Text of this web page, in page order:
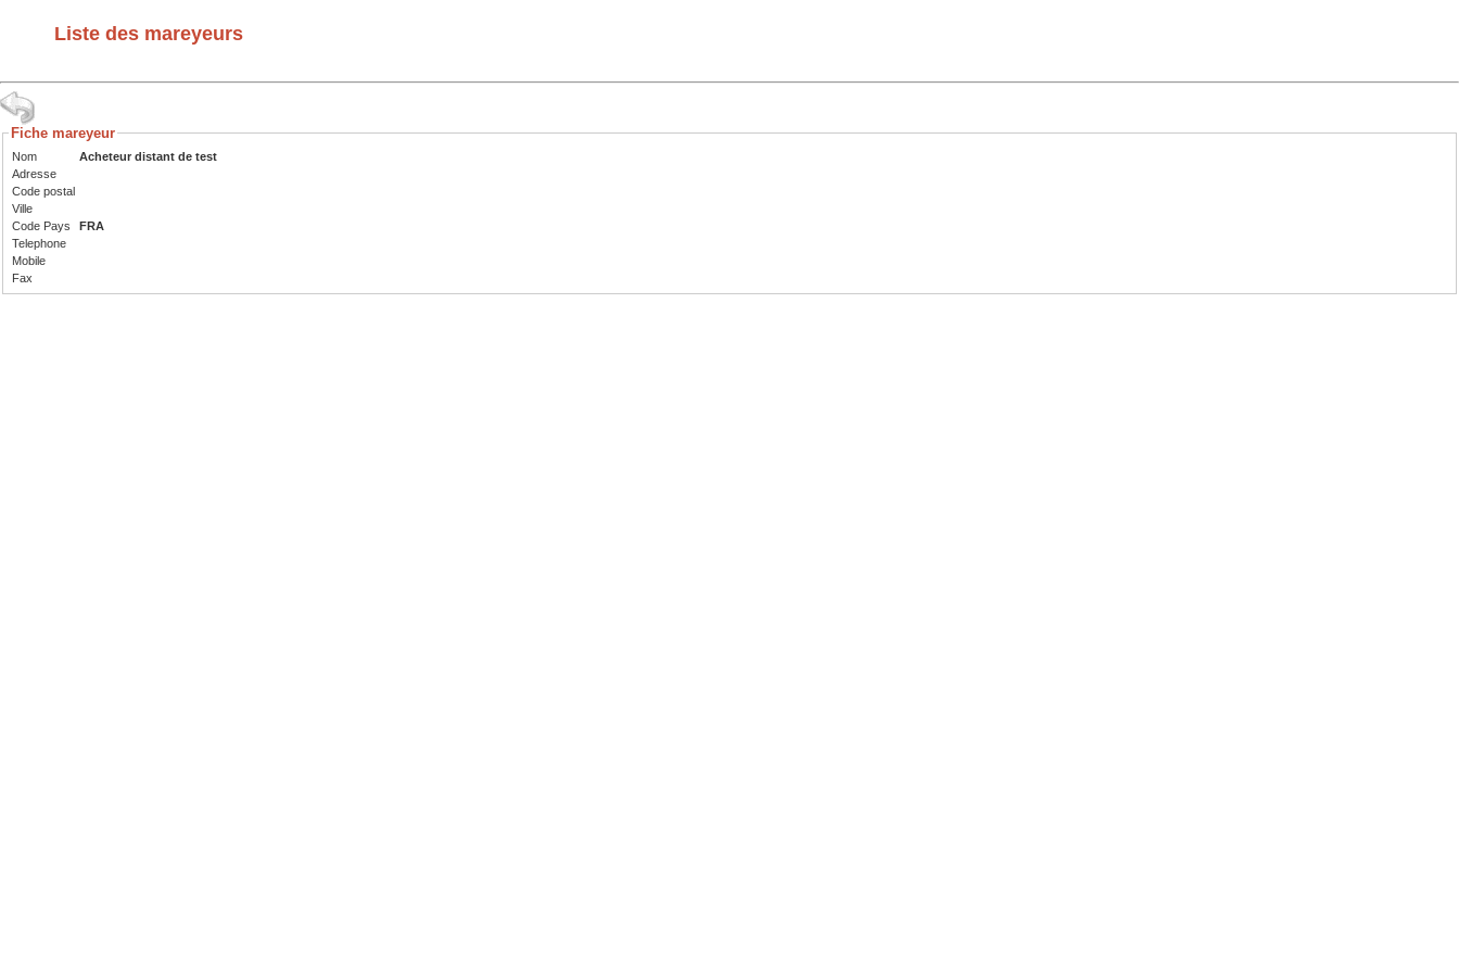
Liste des mareyeurs
Fiche mareyeur
Nom
Acheteur distant de test
Adresse
Code postal
Ville
Code Pays
FRA
Telephone
Mobile
Fax